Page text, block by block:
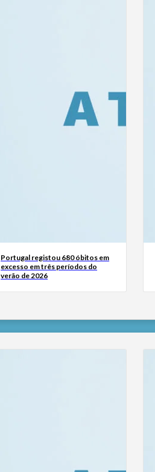
Portugal registou 680 óbitos em
excesso em três períodos do
verão de 2026